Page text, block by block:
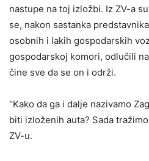
nastupe na toj izložbi. Iz ZV-a
se, nakon sastanka
osobnih i lakih gospodarskih
gospodarskoj komori, odlučili
čine sve da se on i održi.
“Kako da ga i dalje nazivamo
biti izloženih auta? Sada
ZV-u.